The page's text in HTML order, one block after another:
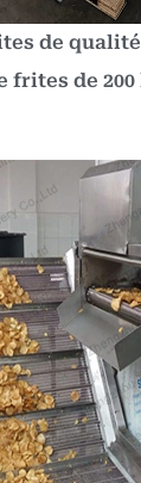
de qualité
frites de